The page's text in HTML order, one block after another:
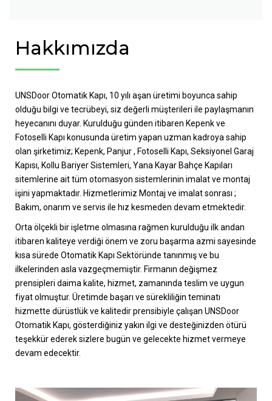
Hakkımızda
UNSDoor Otomatik Kapı, 10 yılı aşan üretimi boyunca sahip
olduğu bilgi ve tecrübeyi, siz değerli müşterileri ile paylaşmanın
heyecanını duyar. Kurulduğu günden itibaren Kepenk ve
Fotoselli Kapı konusunda üretim yapan uzman kadroya sahip
olan şirketimiz; Kepenk, Panjur , Fotoselli Kapı, Seksiyonel Garaj
Kapısı, Kollu Bariyer Sistemleri, Yana Kayar Bahçe Kapıları
sitemlerine ait tüm otomasyon sistemlerinin imalat ve montaj
işini yapmaktadır. Hizmetlerimiz Montaj ve imalat sonrası ;
Bakım, onarım ve servis ile hız kesmeden devam etmektedir.
Orta ölçekli bir işletme olmasına rağmen kurulduğu ilk andan
itibaren kaliteye verdiği önem ve zoru başarma azmi sayesinde
kısa sürede Otomatik Kapı Sektöründe tanınmış ve bu
ilkelerinden asla vazgeçmemiştir. Firmanın değişmez
prensipleri daima kalite, hizmet, zamanında teslim ve uygun
fiyat olmuştur. Üretimde başarı ve sürekliliğin teminatı
hizmette dürüstlük ve kalitedir prensibiyle çalışan UNSDoor
Otomatik Kapı, gösterdiğiniz yakın ilgi ve desteğinizden ötürü
teşekkür ederek sizlere bugün ve gelecekte hizmet vermeye
devam edecektir.